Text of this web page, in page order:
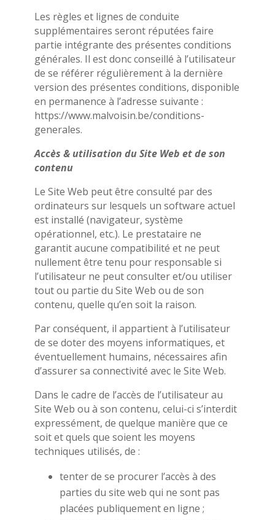
Les règles et lignes de conduite
supplémentaires seront réputées faire
partie intégrante des présentes conditions
générales. Il est donc conseillé à l’utilisateur
de se référer régulièrement à la dernière
version des présentes conditions, disponible
en permanence à l’adresse suivante :
https://www.malvoisin.be/conditions-
generales.
Accès & utilisation du Site Web et de son
contenu
Le Site Web peut être consulté par des
ordinateurs sur lesquels un software actuel
est installé (navigateur, système
opérationnel, etc.). Le prestataire ne
garantit aucune compatibilité et ne peut
nullement être tenu pour responsable si
l’utilisateur ne peut consulter et/ou utiliser
tout ou partie du Site Web ou de son
contenu, quelle qu’en soit la raison.
Par conséquent, il appartient à l’utilisateur
de se doter des moyens informatiques, et
éventuellement humains, nécessaires afin
d’assurer sa connectivité avec le Site Web.
Dans le cadre de l’accès de l’utilisateur au
Site Web ou à son contenu, celui-ci s’interdit
expressément, de quelque manière que ce
soit et quels que soient les moyens
techniques utilisés, de :
tenter de se procurer l’accès à des
parties du site web qui ne sont pas
placées publiquement en ligne ;